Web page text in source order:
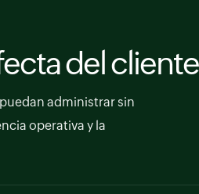
del cliente
administrar sin
operativa y la